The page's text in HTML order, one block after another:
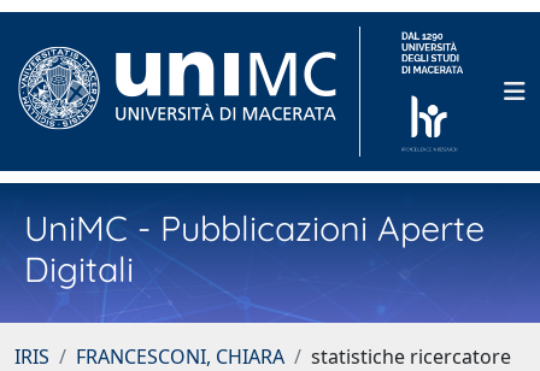
UniMC - Pubblicazioni Aperte
Digitali
IRIS FRANCESCONI, CHIARA statistiche ricercatore